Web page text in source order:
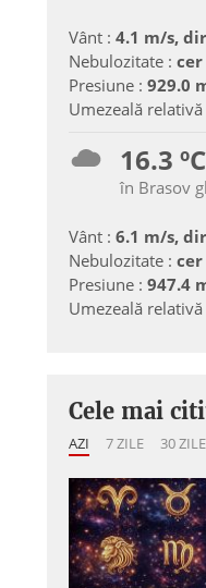
Vânt : 4.1 m/s,
Nebulozitate :
Presiune : 929.0
Umezeală relativă
16.3 ºC
în Brasov
Vânt : 6.1 m/s,
Nebulozitate :
Presiune : 947.4
Umezeală relativă
Cele mai
AZI 7 ZILE 30 ZILE